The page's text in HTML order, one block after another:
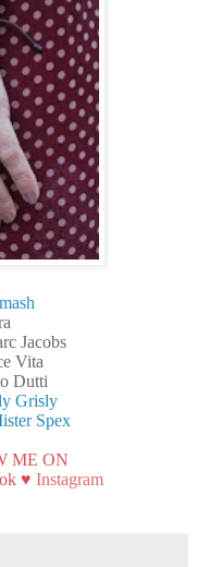
Jacobs
Vita
Dutti
Grisly
Spex
ME ON
♥ Instagram